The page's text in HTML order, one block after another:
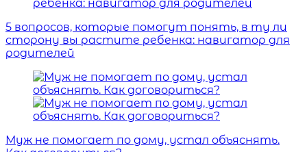
5 вопросов, которые помогут понять, в ту ли
сторону вы растите ребенка: навигатор для
родителей
Муж не помогает по дому, устал объяснять.